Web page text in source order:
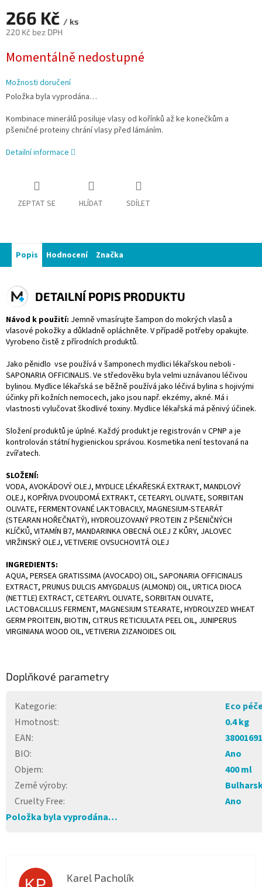
266 Kč / ks
220 Kč bez DPH
cena:
Momentálně nedostupné
Možnosti doručení
Položka byla vyprodána…
Kombinace minerálů posiluje vlasy od kořínků až ke konečkům a
pšeničné proteiny chrání vlasy před lámáním.
Detailní informace
ZEPTAT SE HLÍDAT SDÍLET
Popis Hodnocení Značka
DETAILNÍ POPIS PRODUKTU
Návod k použití: Jemně vmasírujte šampon do mokrých vlasů a
vlasové pokožky a důkladně opláchněte. V případě potřeby opakujte.
Vyrobeno čistě z přírodních produktů.
Jako pěnidlo vse používá v šamponech mydlici lékařskou neboli -
SAPONARIA OFFICINALIS. Ve středověku byla velmi uznávanou léčivou
bylinou. Mydlice lékařská se běžně používá jako léčivá bylina s hojivými
účinky při kožních nemocech, jako jsou např. ekzémy, akné. Má i
vlastnosti vylučovat škodlivé toxiny. Mydlice lékařská má pěnivý účinek.
Složení produktů je úplné. Každý produkt je registrován v CPNP a je
kontrolován státní hygienickou správou. Kosmetika není testovaná na
zvířatech.
SLOŽENÍ:
VODA, AVOKÁDOVÝ OLEJ, MYDLICE LÉKAŘESKÁ EXTRAKT, MANDLOVÝ
OLEJ, KOPŘIVA DVOUDOMÁ EXTRAKT, CETEARYL OLIVATE, SORBITAN
OLIVATE, FERMENTOVANÉ LAKTOBACILY, MAGNESIUM-STEARÁT
(STEARAN HOŘEČNATÝ), HYDROLIZOVANÝ PROTEIN Z PŠENIČNÝCH
KLÍČKŮ, VITAMÍN B7, MANDARINKA OBECNÁ OLEJ Z KŮRY, JALOVEC
VIRŽINSKÝ OLEJ, VETIVERIE OVSUCHOVITÁ OLEJ
INGREDIENTS:
AQUA, PERSEA GRATISSIMA (AVOCADO) OIL, SAPONARIA OFFICINALIS
EXTRACT, PRUNUS DULCIS AMYGDALUS (ALMOND) OIL, URTICA DIOCA
(NETTLE) EXTRACT, CETEARYL OLIVATE, SORBITAN OLIVATE,
LACTOBACILLUS FERMENT, MAGNESIUM STEARATE, HYDROLYZED WHEAT
GERM PROITEIN, BIOTIN, CITRUS RETICIULATA PEEL OIL, JUNIPERUS
VIRGINIANA WOOD OIL, VETIVERIA ZIZANOIDES OIL
Doplňkové parametry
Kategorie:
Eco
Hmotnost:
0.4 kg
EAN:
BIO:
Ano
Objem:
400 ml
Země výroby:
Cruelty Free:
Ano
Položka byla vyprodána…
Karel Pacholík